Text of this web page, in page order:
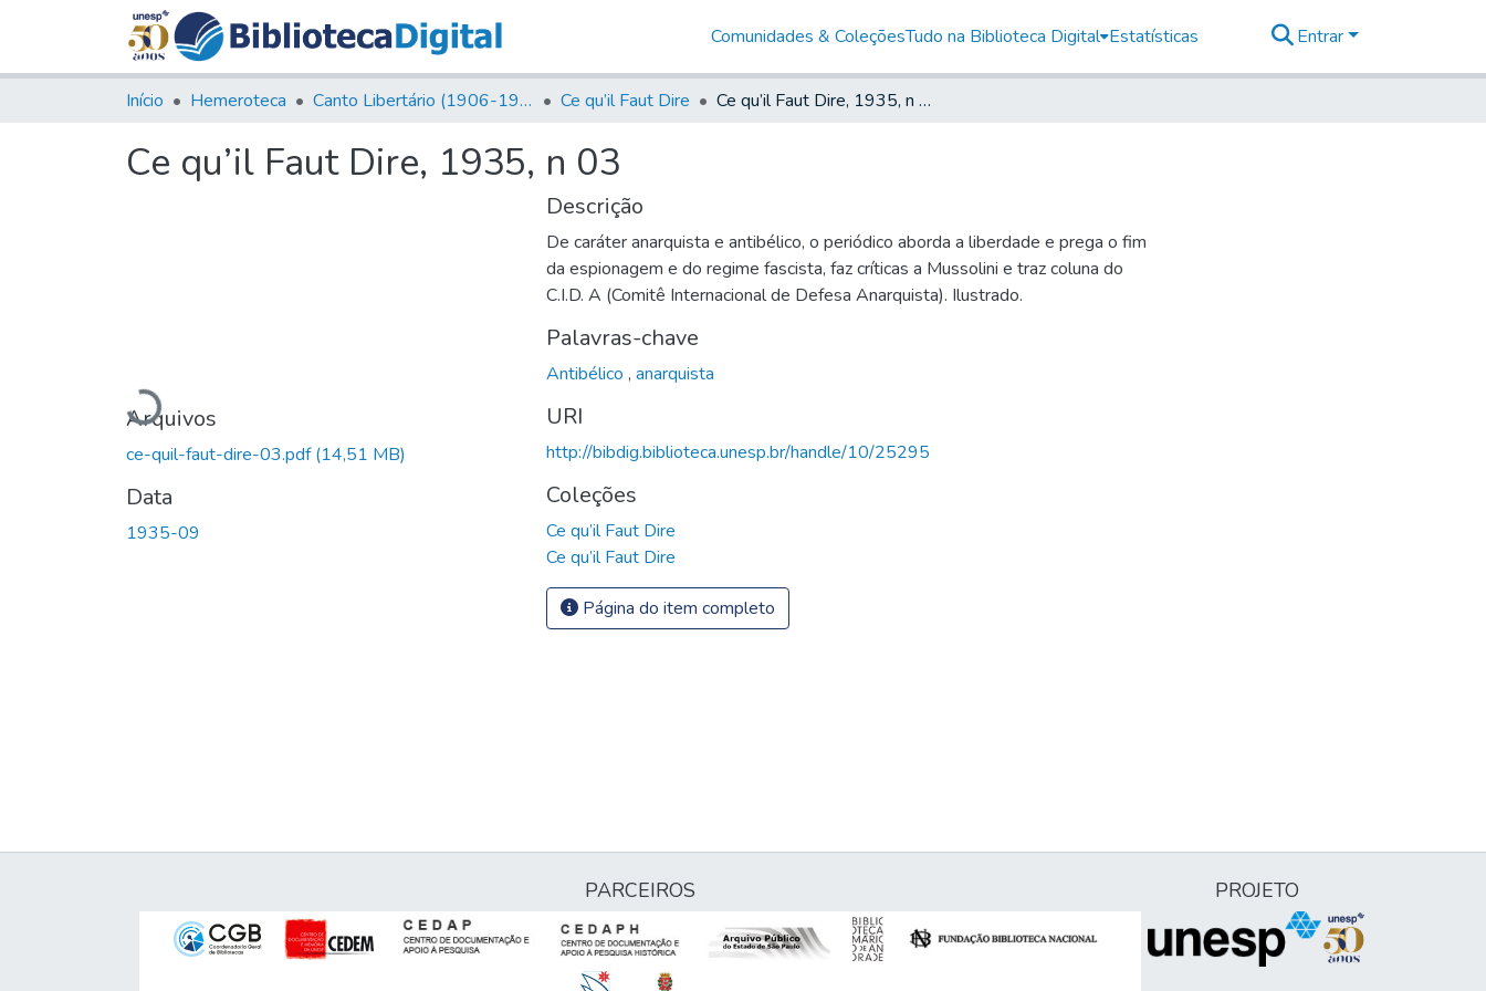
Comunidades & ColeçõesTudo na Biblioteca Digital Estatísticas Entrar
Início Hemeroteca Canto Libertário (1906-1995) Ce qu’il Faut Dire Ce qu’il Faut Dire, 1935, n 03
Ce qu’il Faut Dire, 1935, n 03
Carregando...
Arquivos
ce-quil-faut-dire-03.pdf(14,51 MB)
Data
1935-09
Descrição
De caráter anarquista e antibélico, o periódico aborda a liberdade e prega o fim
da espionagem e do regime fascista, faz críticas a Mussolini e traz coluna do
C.I.D. A (Comitê Internacional de Defesa Anarquista). Ilustrado.
Palavras-chave
Antibélico , anarquista
URI
http://bibdig.biblioteca.unesp.br/handle/10/25295
Coleções
Ce qu’il Faut Dire
Ce qu’il Faut Dire
Página do item completo
PARCEIROS PROJETO